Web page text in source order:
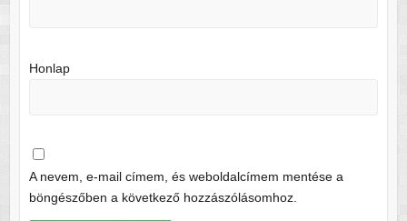
Honlap
A nevem, e-mail címem, és weboldalcímem mentése a
böngészőben a következő hozzászólásomhoz.